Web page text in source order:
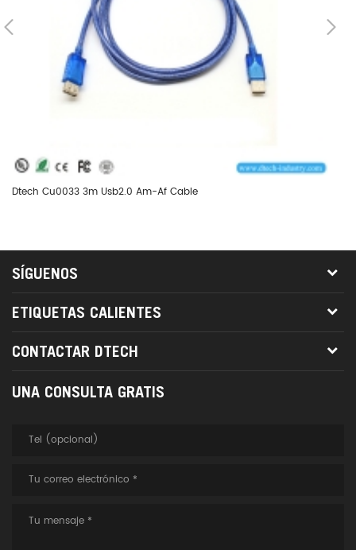
Dtech Cu0033 3m Usb2.0 Am-Af Cable
SÍGUENOS
ETIQUETAS CALIENTES
CONTACTAR DTECH
UNA CONSULTA GRATIS